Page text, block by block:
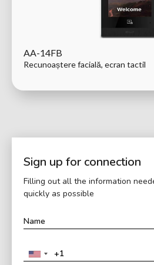
AA-14FB
Recunoaștere facială, ecran tactil
Sign up for connection
Filling out all the information
quickly as possible